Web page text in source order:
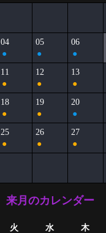
04
●
05
●
06
●
11
●
12
●
13
●
18
●
19
●
20
●
25
●
26
●
27
●
来月のカレンダー
火 水 木